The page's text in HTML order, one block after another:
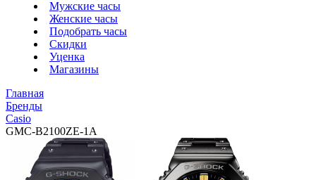
Мужские часы
Женские часы
Подобрать часы
Скидки
Уценка
Магазины
Главная
Бренды
Casio
GMC-B2100ZE-1A